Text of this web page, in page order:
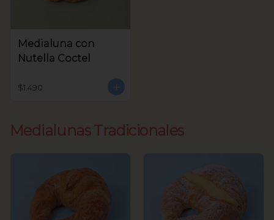
Medialuna con
Nutella Coctel
$1.490
Medialunas Tradicionales